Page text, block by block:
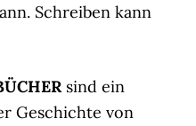
Schreiben kann
sind ein
Geschichte von